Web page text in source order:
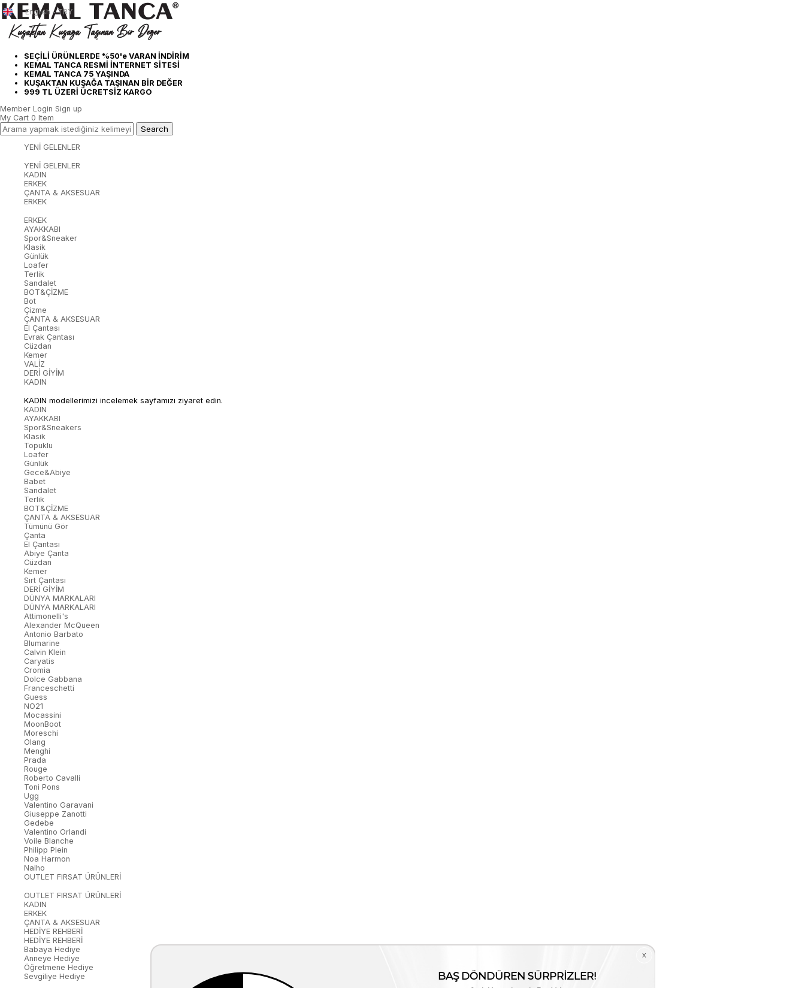
SEÇİLİ ÜRÜNLERDE %50'e VARAN İNDİRİM
KEMAL TANCA RESMİ İNTERNET SİTESİ
KEMAL TANCA 75 YAŞINDA
KUŞAKTAN KUŞAĞA TAŞINAN BİR DEĞER
999 TL ÜZERİ ÜCRETSİZ KARGO
English - TRY
Member Login Sign up
My Cart 0 Item
YENİ GELENLER
YENİ GELENLER
KADIN
ERKEK
ÇANTA & AKSESUAR
ERKEK
ERKEK
AYAKKABI
Spor&Sneaker
Klasik
Günlük
Loafer
Terlik
Sandalet
BOT&ÇİZME
Bot
Çizme
ÇANTA & AKSESUAR
El Çantası
Evrak Çantası
Cüzdan
Kemer
VALİZ
DERİ GİYİM
KADIN
KADIN modellerimizi incelemek sayfamızı ziyaret edin.
KADIN
AYAKKABI
Spor&Sneakers
Klasik
Topuklu
Loafer
Günlük
Gece&Abiye
Babet
Sandalet
Terlik
BOT&ÇİZME
ÇANTA & AKSESUAR
Tümünü Gör
Çanta
El Çantası
Abiye Çanta
Cüzdan
Kemer
Sırt Çantası
DERİ GİYİM
DÜNYA MARKALARI
DÜNYA MARKALARI
Attimonelli's
Alexander McQueen
Antonio Barbato
Blumarine
Calvin Klein
Caryatis
Cromia
Dolce Gabbana
Franceschetti
Guess
NO21
Mocassini
MoonBoot
Moreschi
Olang
Menghi
Prada
Rouge
Roberto Cavalli
Toni Pons
Ugg
Valentino Garavani
Giuseppe Zanotti
Gedebe
Valentino Orlandi
Voile Blanche
Philipp Plein
Noa Harmon
Nalho
OUTLET FIRSAT ÜRÜNLERİ
OUTLET FIRSAT ÜRÜNLERİ
KADIN
ERKEK
ÇANTA & AKSESUAR
HEDİYE REHBERİ
HEDİYE REHBERİ
Babaya Hediye
Anneye Hediye
Öğretmene Hediye
Sevgiliye Hediye